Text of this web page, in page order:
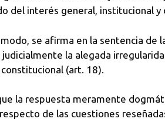
del interés general, institucional y
se afirma en la sentencia de
la alegada
(art. 18).
la respuesta meramente
de las cuestiones